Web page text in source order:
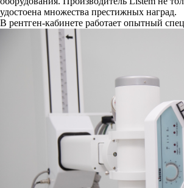
удостоена множества престижных наград.
В рентген-кабинете работает опытный